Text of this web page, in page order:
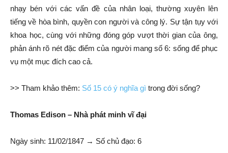
nhạy bén với các vấn đề của nhân loại, thường xuyên lên
tiếng về hòa bình, quyền con người và công lý. Sự tận tụy với
khoa học, cùng với những đóng góp vượt thời gian của ông,
phản ánh rõ nét đặc điểm của người mang số 6: sống để phục
vụ một mục đích cao cả.
>> Tham khảo thêm: Số 15 có ý nghĩa gì trong đời sống?
Thomas Edison – Nhà phát minh vĩ đại
Ngày sinh: 11/02/1847 → Số chủ đạo: 6